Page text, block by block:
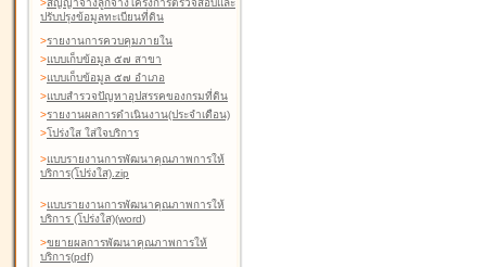
ปรับปรุงข้อมูลทะเบียนที่ดิน
>รายงานการควบคุมภายใน
>แบบเก็บข้อมูล ๕๗ สาขา
>แบบเก็บข้อมูล ๕๗ อำเภอ
>แบบสำรวจปัญหาอุปสรรคของกรมที่ดิน
>รายงานผลการดำเนินงาน(ประจำเดือน)
>โปร่งใส ใส่ใจบริการ
>แบบรายงานการพัฒนาคุณภาพการให้
บริการ(โปร่งใส).zip
>แบบรายงานการพัฒนาคุณภาพการให้
บริการ (โปร่งใส)(word)
>ขยายผลการพัฒนาคุณภาพการให้
บริการ(pdf)